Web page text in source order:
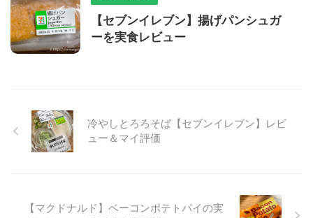
【セブンイレブン】揚げパンシュガ
ーを実食レビュー
冷やしとろろそば【セブンイレブン】レビ
ュー＆マイ評価
【マクドナルド】ベーコンポテトパイの実